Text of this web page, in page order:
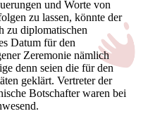
und Worte von
zu lassen, könnte der
zu diplomatischen
Datum für den
Zeremonie nämlich
denn seien die für den
geklärt. Vertreter der
Botschafter waren bei